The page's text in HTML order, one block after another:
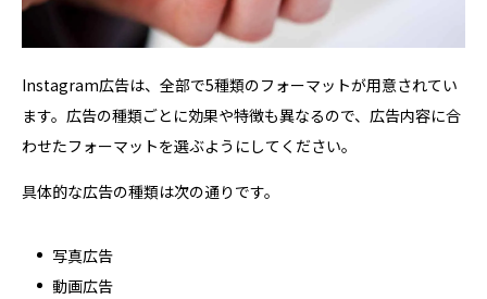
Instagram広告は、全部で5種類のフォーマットが用意されてい
ます。広告の種類ごとに効果や特徴も異なるので、広告内容に合
わせたフォーマットを選ぶようにしてください。
具体的な広告の種類は次の通りです。
写真広告
動画広告